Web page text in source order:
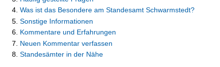
Was ist das Besondere am Standesamt Schwarmstedt?
Sonstige Informationen
Kommentare und Erfahrungen
Neuen Kommentar verfassen
Standesämter in der Nähe